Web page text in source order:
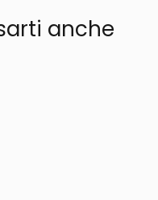
anche